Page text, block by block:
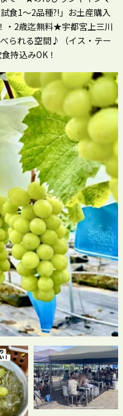
食1～2品種?!」お土産購入
・2歳迄無料★宇都宮上三川
られる空間♪（イス・テー
持込みOK！